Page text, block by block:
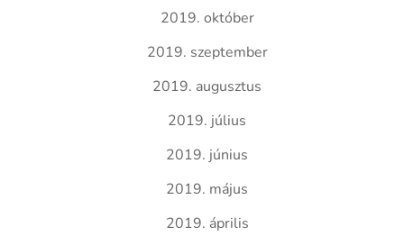
2019. október
2019. szeptember
2019. augusztus
2019. július
2019. június
2019. május
2019. április